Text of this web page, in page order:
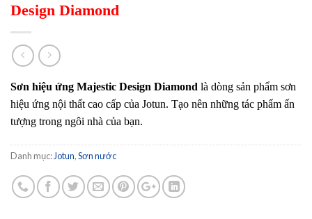
Design Diamond
Sơn hiệu ứng Majestic Design Diamond là dòng sản phẩm sơn
hiệu ứng nội thất cao cấp của Jotun. Tạo nên những tác phẩm ấn
tượng trong ngôi nhà của bạn.
Danh mục: Jotun,Sơn nước